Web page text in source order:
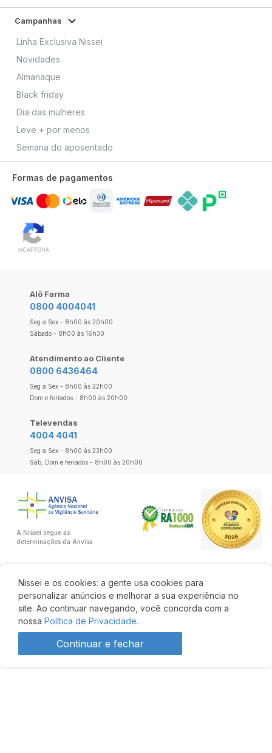
Nissei e os cookies: a gente usa cookies para
personalizar anúncios e melhorar a sua experiência no
site. Ao continuar navegando, você concorda com a
nossa Política de Privacidade.
Continuar e fechar
Campanhas
Linha Exclusiva Nissei
Novidades
Almanaque
Black friday
Dia das mulheres
Leve + por menos
Semana do aposentado
Formas de pagamentos
Alô Farma
0800 4004041
Seg a Sex - 8h00 às 20h00
Sábado - 8h00 às 16h30
Atendimento ao Cliente
0800 6436464
Seg a Sex - 8h00 às 22h00
Dom e feriados - 8h00 às 20h00
Televendas
4004 4041
Seg a Sex - 8h00 às 23h00
Sáb, Dom e feriados - 8h00 às 20h00
A Nissei segue as
determinações da Anvisa.